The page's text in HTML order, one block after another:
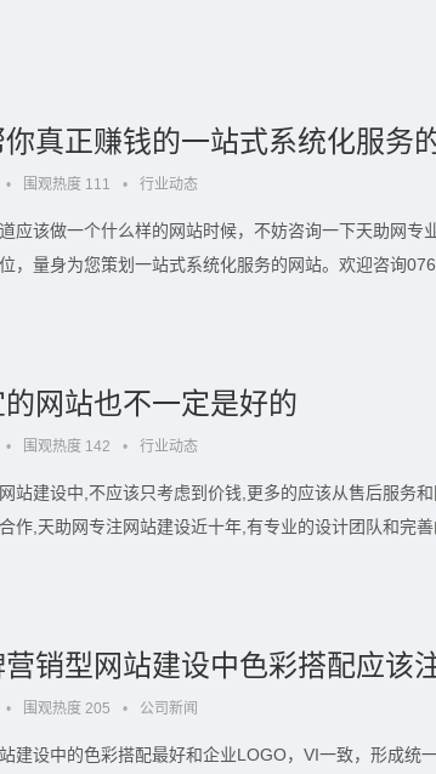
你真正赚钱的一站式系统化服务
• 围观热度 111 • 行业动态
应该做一个什么样的网站时候，不妨咨询一下天助网专
，量身为您策划一站式系统化服务的网站。欢迎咨询
的网站也不一定是好的
• 围观热度 142 • 行业动态
站建设中,不应该只考虑到价钱,更多的应该从售后服务
作,天助网专注网站建设近十年,有专业的设计团队和完
营销型网站建设中色彩搭配应该
• 围观热度 205 • 公司新闻
建设中的色彩搭配最好和企业LOGO，VI一致，形成统